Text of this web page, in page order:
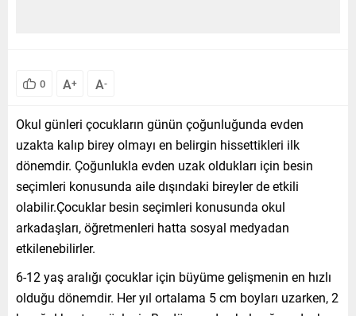
0 A+ A-
Okul günleri çocukların günün çoğunluğunda evden
uzakta kalıp birey olmayı en belirgin hissettikleri ilk
dönemdir. Çoğunlukla evden uzak oldukları için besin
seçimleri konusunda aile dışındaki bireyler de etkili
olabilir.Çocuklar besin seçimleri konusunda okul
arkadaşları, öğretmenleri hatta sosyal medyadan
etkilenebilirler.
6-12 yaş aralığı çocuklar için büyüme gelişmenin en hızlı
olduğu dönemdir. Her yıl ortalama 5 cm boyları uzarken, 2